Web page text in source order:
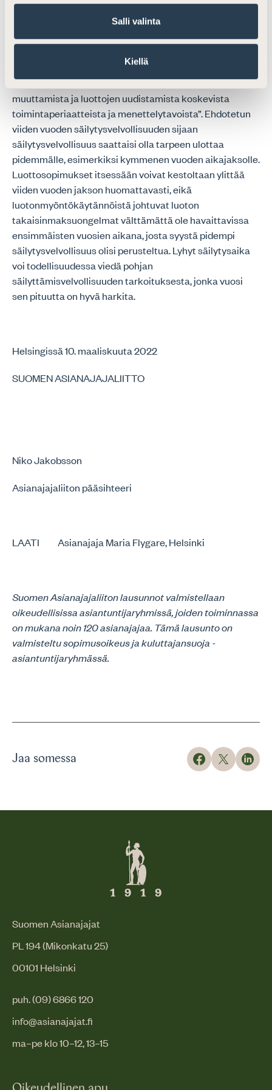
Salli valinta
Kiellä
he saavat itse valita, kuinka varansa käyttää niin kauan
kuin pysyvät maksukykyisinä.
luottolaitoksen velvollisuudesta säilyttää viiden vuoden
ajan tietoja ”luottojen myöntämistä, luottoehtojen
muuttamista ja luottojen uudistamista koskevista
toimintaperiaatteista ja menettelytavoista”. Ehdotetun
viiden vuoden säilytysvelvollisuuden sijaan
säilytysvelvollisuus saattaisi olla tarpeen ulottaa
pidemmälle, esimerkiksi kymmenen vuoden aikajaksolle.
Luottosopimukset itsessään voivat kestoltaan ylittää
viiden vuoden jakson huomattavasti, eikä
luotonmyöntökäytännöistä johtuvat luoton
takaisinmaksuongelmat välttämättä ole havaittavissa
ensimmäisten vuosien aikana, josta syystä pidempi
säilytysvelvollisuus olisi perusteltua. Lyhyt säilytysaika
voi todellisuudessa viedä pohjan
säilyttämisvelvollisuuden tarkoituksesta, jonka vuosi
sen pituutta on hyvä harkita.
Helsingissä 10. maaliskuuta 2022
SUOMEN ASIANAJAJALIITTO
Niko Jakobsson
Asianajajaliiton pääsihteeri
LAATI Asianajaja Maria Flygare, Helsinki
Suomen Asianajajaliiton lausunnot valmistellaan
oikeudellisissa asiantuntijaryhmissä, joiden toiminnassa
on mukana noin 120 asianajajaa. Tämä lausunto on
valmisteltu sopimusoikeus ja kuluttajansuoja -
asiantuntijaryhmässä.
Jaa somessa
Suomen Asianajajat
PL 194 (Mikonkatu 25)
00101 Helsinki
puh. (09) 6866 120
info@asianajajat.fi
ma–pe klo 10–12, 13–15